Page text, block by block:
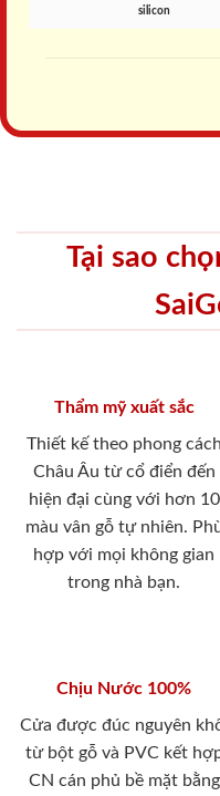
silicon
Tại sao
Thẩm mỹ xuất sắc
Thiết kế theo phong cách
Châu Âu từ cổ điển đến
hiện đại cùng với hơn 10
màu vân gỗ tự nhiên.
hợp với mọi không gian
trong nhà bạn.
Chịu Nước 100%
Cửa được đúc nguyên
từ bột gỗ và PVC kết
CN cán phủ bề mặt bằng